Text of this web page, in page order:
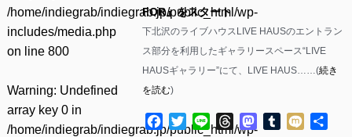
/home/indiegrab/indiegrab.jp/public_html/wp-
includes/media.php
on line 800
Warning: Undefined
array key 0 in
/home/indiegrab/indiegrab.jp/public_html/wp-
FOR』をスタート
下北沢のライブハウスLIVE HAUSのエントラン
ス部分を利用したギャラリースペース“LIVE
HAUSギャラリー”にて、LIVE HAUS……(続き
を読む)
Facebook
TwitterLine ThreadsMastodon
Tumblr
Mixi